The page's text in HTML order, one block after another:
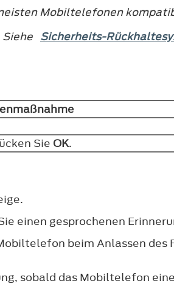
Mobiltelefonen
Sicherheits-
Sie OK.
einen gesprochenen
beim Anlassen des
sobald das Mobiltelefon